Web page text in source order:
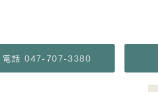
電話 047-707-3380